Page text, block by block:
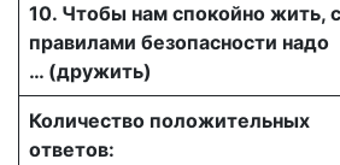
10. Чтобы нам спокойно жить, с
правилами безопасности надо
… (дружить)
Количество положительных
ответов: